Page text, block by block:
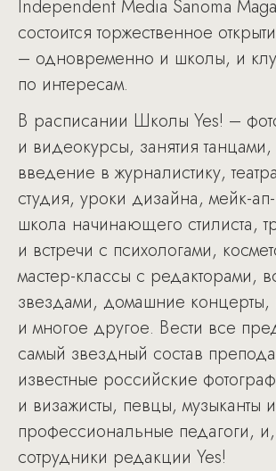
Independent Media Sanoma
состоится торжественное
– одновременно и школы, и
по интересам.
В расписании Школы Yes! –
и видеокурсы, занятия
введение в журналистику,
студия, уроки дизайна, мейк-
школа начинающего стилиста,
и встречи с психологами,
мастер-классы с редакторами,
звездами, домашние концерты,
и многое другое. Вести все
самый звездный состав
известные российские
и визажисты, певцы, музыканты
профессиональные педагоги,
сотрудники редакции Yes!